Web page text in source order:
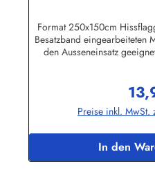
Format 250x150cm
Besatzband eingearbeiteten
den Ausseneinsatz
Wir führen eine große
Sonderflaggen, XXL-
Preise inkl. MwSt.
In den